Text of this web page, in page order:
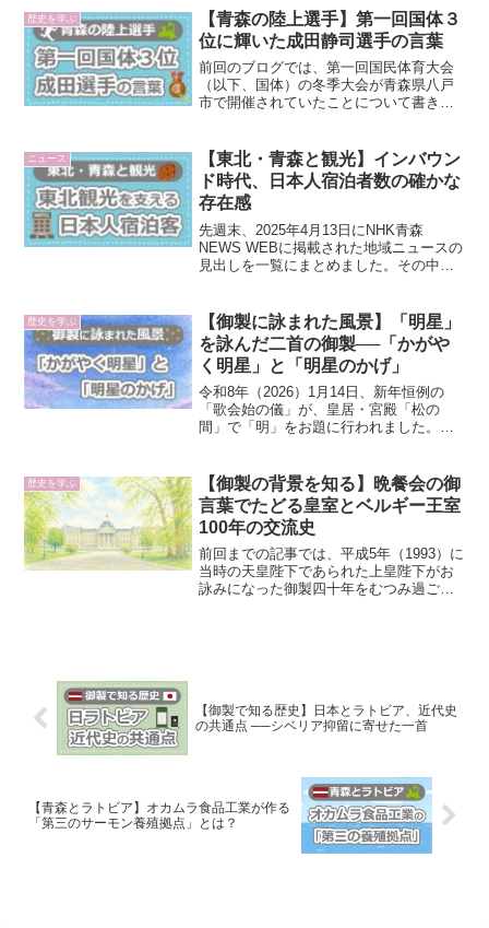
いうことです。心よりお悔やみ申し上げ
ます。選挙区が青森の...
歴史を学ぶ
【青森の陸上選手】第一回国体３
位に輝いた成田静司選手の言葉
前回のブログでは、第一回国民体育大会
（以下、国体）の冬季大会が青森県八戸
市で開催されていたことについて書きま
げます。この選手の名前は成田静司氏。
出場したのは男子400m...
ニュース
【東北・青森と観光】インバウン
ド時代、日本人宿泊者数の確かな
存在感
先週末、2025年4月13日にNHK青森
NEWS WEBに掲載された地域ニュースの
見出しを一覧にまとめました。その中に
しだけ考えてみました。2025年4月13日
の主な...
歴史を学ぶ
【御製に詠まれた風景】「明星」
を詠んだ二首の御製──「かがや
く明星」と「明星のかげ」
令和8年（2026）1月14日、新年恒例の
「歌会始の儀」が、皇居・宮殿「松の
間」で「明」をお題に行われました。歌
年、天皇陛下は元日の歳旦祭（1月1日早
朝、天皇陛下が新年を...
歴史を学ぶ
【御製の背景を知る】晩餐会の御
言葉でたどる皇室とベルギー王室
100年の交流史
前回までの記事では、平成5年（1993）に
当時の天皇陛下であられた上皇陛下がお
詠みになった御製四十年をむつみ過ごし
【御製で知る歴史】日本とラトビア、近代史
の共通点 ──シベリア抑留に寄せた一首
【青森とラトビア】オカムラ食品工業が作る
「第三のサーモン養殖拠点」とは？